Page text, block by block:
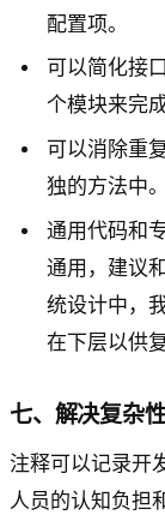
配置项。
可以简化接
个模块来完
可以消除重
独的方法中。
通用代码和
通用，建议
统设计中，
在下层以供复
七、解决复杂
注释可以记录开
人员的认知负担